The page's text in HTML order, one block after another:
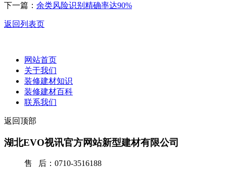
下一篇： 余类风险识别精确率达90%
返回列表页
网站首页
关于我们
装修建材知识
装修建材百科
联系我们
返回顶部
湖北EVO视讯官方网站新型建材有限公司
售 后：0710-3516188